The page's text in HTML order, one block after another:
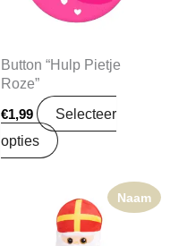
Button “Hulp Pietje
Roze”
€1,99
Selecteer
opties
Naam